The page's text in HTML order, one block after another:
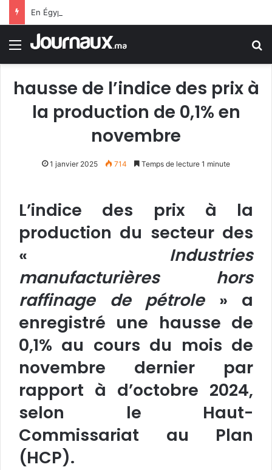
Menu
hausse de l’indice des prix à
la production de 0,1% en
novembre
1 janvier 2025 714 Temps de lecture 1 minute
L’indice des prix à la
production du secteur des
« Industries
manufacturières hors
raffinage de pétrole» a
enregistré une hausse de
0,1% au cours du mois de
novembre dernier par
rapport à d’octobre 2024,
selon le Haut-
Commissariat au Plan
(HCP).